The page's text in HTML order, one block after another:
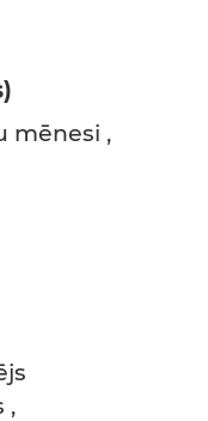
mēnesi ,
,